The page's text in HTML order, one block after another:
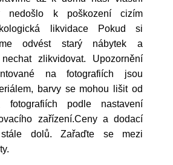
nedošlo k poškození cizím
likvidace Pokud si
odvést starý nábytek a
zlikvidovat. Upozornění
na fotografiích jsou
barvy se mohou lišit od
fotografiích podle nastavení
zařízení.Ceny a dodací
stále dolů. Zařaďte se mezi